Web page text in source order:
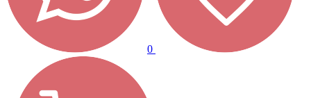
0